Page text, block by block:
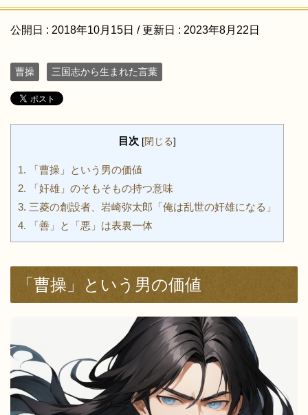
公開日 : 2018年10月15日 / 更新日 : 2023年8月22日
曹操 三国志から生まれた言葉
目次 [閉じる]
1. 「曹操」という男の価値
2. 「奸雄」のそもそもの持つ意味
3. 三菱の創設者、岩崎弥太郎「俺は乱世の奸雄になる」
4. 「善」と「悪」は表裏一体
「曹操」という男の価値